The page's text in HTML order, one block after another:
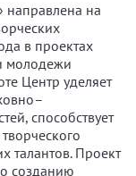
направлена на
в проектах
молодежи
Центр уделяет
способствует
талантов. Проект
созданию